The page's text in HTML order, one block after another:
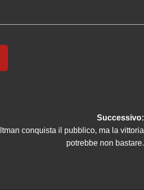
Successivo:
conquista il pubblico, ma la vittoria
potrebbe non bastare.